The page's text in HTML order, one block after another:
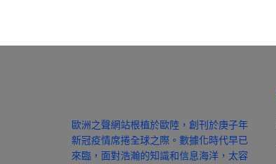
歐洲之聲網站根植於歐陸，創刊於庚子年
新冠疫情席捲全球之際。數據化時代早已
來臨，面對浩瀚的知識和信息海洋，太容